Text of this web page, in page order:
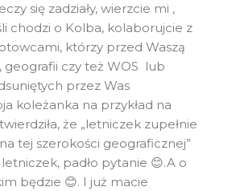
się zadziały, wierzcie mi ,
chodzi o Kolba, kolaborujcie z
którzy przed Waszą
geografii czy też WOS lub
przez Was
koleżanka na przykład na
że „letniczek zupełnie
tej szerokości geograficznej”
padło pytanie 😊.A o
będzie 😊. I już macie